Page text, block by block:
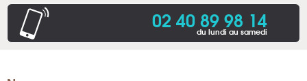
02 40 89 98 14
du lundi au samedi